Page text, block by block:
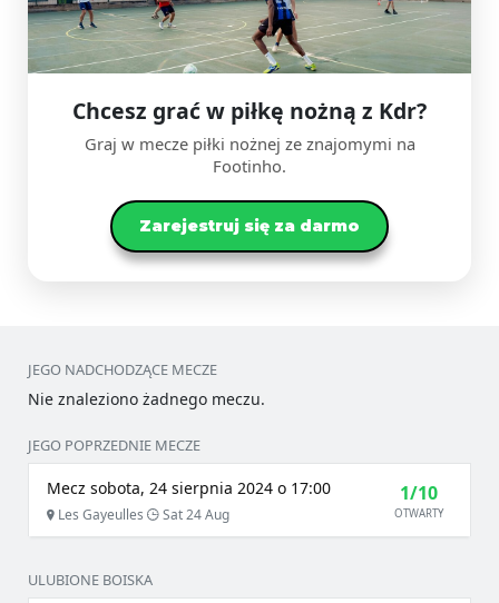
Chcesz grać w piłkę nożną z Kdr?
Graj w mecze piłki nożnej ze znajomymi na
Footinho.
Zarejestruj się za darmo
JEGO NADCHODZĄCE MECZE
Nie znaleziono żadnego meczu.
JEGO POPRZEDNIE MECZE
Mecz sobota, 24 sierpnia 2024 o 17:00
Les Gayeulles Sat 24 Aug
1/10
OTWARTY
ULUBIONE BOISKA